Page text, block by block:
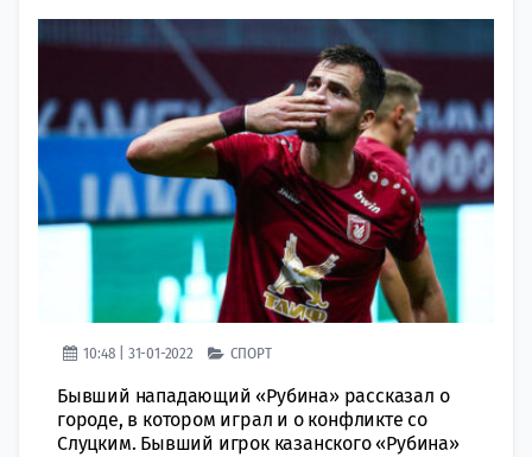
10:48 | 31-01-2022 СПОРТ
Бывший нападающий «Рубина» рассказал о
городе, в котором играл и о конфликте со
Слуцким. Бывший игрок казанского «Рубина»